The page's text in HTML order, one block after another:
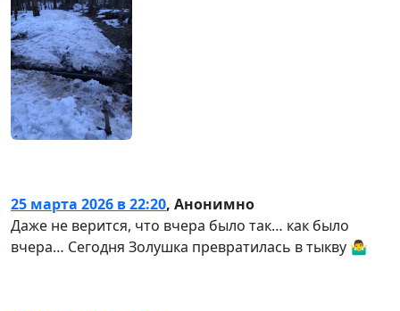
25 марта 2026 в 22:20, Анонимно
Даже не верится, что вчера было так… как было
вчера… Сегодня Золушка превратилась в тыкву 🤷‍♂️